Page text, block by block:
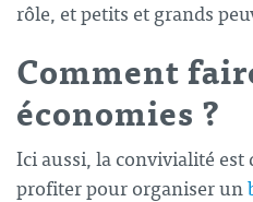
rôle, et petits et grands
Comment
économies ?
Ici aussi, la convivialité est
profiter pour organiser un